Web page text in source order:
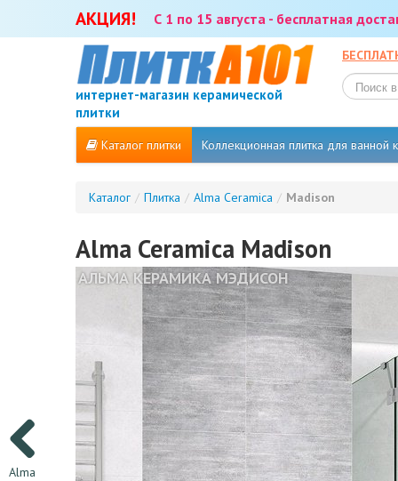
АКЦИЯ! С 1 по 15 августа - бесплатная
интернет-магазин керамической
плитки
Каталог плитки Коллекционная плитка для ванной
Каталог / Плитка / Alma Ceramica / Madison
Alma
Alma Ceramica Madison
АЛЬМА КЕРАМИКА МЭДИСОН